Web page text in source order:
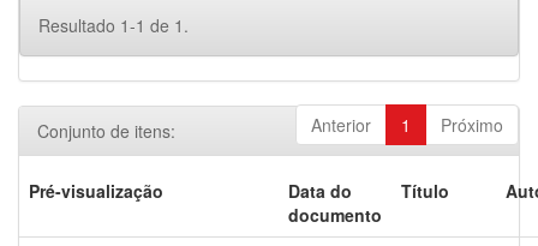
Resultado 1-1 de 1.
Anterior 1 Próximo
Conjunto de itens:
Pré-visualização
Data do
documento
Título